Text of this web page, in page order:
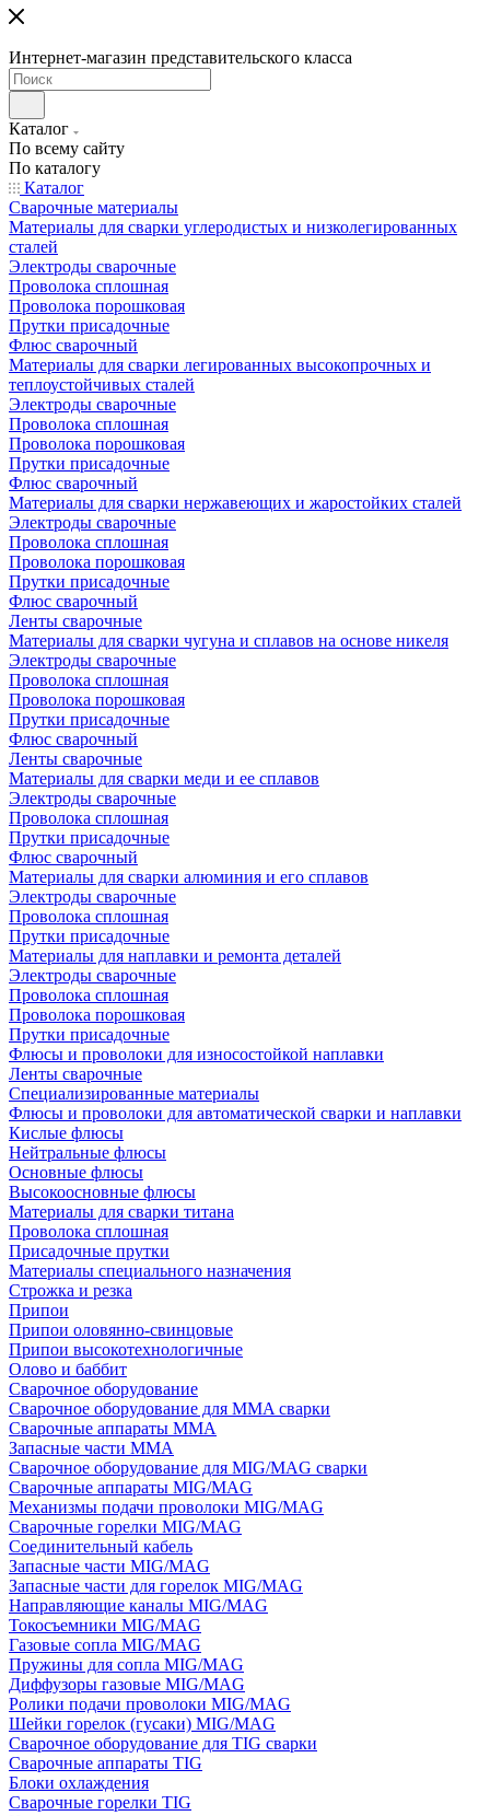
Интернет-магазин представительского класса
Каталог
По всему сайту
По каталогу
Каталог
Сварочные материалы
Материалы для сварки углеродистых и низколегированных
сталей
Электроды сварочные
Проволока сплошная
Проволока порошковая
Прутки присадочные
Флюс сварочный
Материалы для сварки легированных высокопрочных и
теплоустойчивых сталей
Электроды сварочные
Проволока сплошная
Проволока порошковая
Прутки присадочные
Флюс сварочный
Материалы для сварки нержавеющих и жаростойких сталей
Электроды сварочные
Проволока сплошная
Проволока порошковая
Прутки присадочные
Флюс сварочный
Ленты сварочные
Материалы для сварки чугуна и сплавов на основе никеля
Электроды сварочные
Проволока сплошная
Проволока порошковая
Прутки присадочные
Флюс сварочный
Ленты сварочные
Материалы для сварки меди и ее сплавов
Электроды сварочные
Проволока сплошная
Прутки присадочные
Флюс сварочный
Материалы для сварки алюминия и его сплавов
Электроды сварочные
Проволока сплошная
Прутки присадочные
Материалы для наплавки и ремонта деталей
Электроды сварочные
Проволока сплошная
Проволока порошковая
Прутки присадочные
Флюсы и проволоки для износостойкой наплавки
Ленты сварочные
Специализированные материалы
Флюсы и проволоки для автоматической сварки и наплавки
Кислые флюсы
Нейтральные флюсы
Основные флюсы
Высокоосновные флюсы
Материалы для сварки титана
Проволока сплошная
Присадочные прутки
Материалы специального назначения
Строжка и резка
Припои
Припои оловянно-свинцовые
Припои высокотехнологичные
Олово и баббит
Сварочное оборудование
Сварочное оборудование для MMA сварки
Сварочные аппараты MMA
Запасные части MMA
Сварочное оборудование для MIG/MAG сварки
Сварочные аппараты MIG/MAG
Механизмы подачи проволоки MIG/MAG
Сварочные горелки MIG/MAG
Соединительный кабель
Запасные части MIG/MAG
Запасные части для горелок MIG/MAG
Направляющие каналы MIG/MAG
Токосъемники MIG/MAG
Газовые сопла MIG/MAG
Пружины для сопла MIG/MAG
Диффузоры газовые MIG/MAG
Ролики подачи проволоки MIG/MAG
Шейки горелок (гусаки) MIG/MAG
Сварочное оборудование для TIG сварки
Сварочные аппараты TIG
Блоки охлаждения
Сварочные горелки TIG